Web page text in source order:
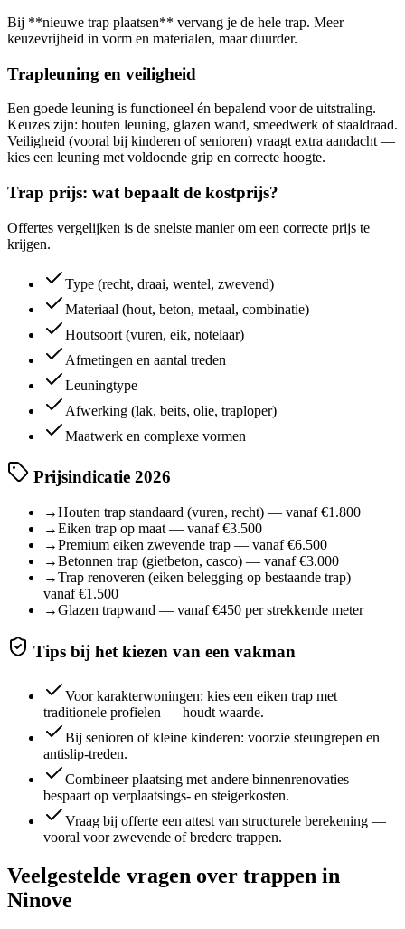
Bij **nieuwe trap plaatsen** vervang je de hele trap. Meer
keuzevrijheid in vorm en materialen, maar duurder.
Trapleuning en veiligheid
Een goede leuning is functioneel én bepalend voor de uitstraling.
Keuzes zijn: houten leuning, glazen wand, smeedwerk of staaldraad.
Veiligheid (vooral bij kinderen of senioren) vraagt extra aandacht —
kies een leuning met voldoende grip en correcte hoogte.
Trap prijs: wat bepaalt de kostprijs?
Offertes vergelijken is de snelste manier om een correcte prijs te
krijgen.
Type (recht, draai, wentel, zwevend)
Materiaal (hout, beton, metaal, combinatie)
Houtsoort (vuren, eik, notelaar)
Afmetingen en aantal treden
Leuningtype
Afwerking (lak, beits, olie, traploper)
Maatwerk en complexe vormen
Prijsindicatie 2026
→Houten trap standaard (vuren, recht) — vanaf €1.800
→Eiken trap op maat — vanaf €3.500
→Premium eiken zwevende trap — vanaf €6.500
→Betonnen trap (gietbeton, casco) — vanaf €3.000
→Trap renoveren (eiken belegging op bestaande trap) —
vanaf €1.500
→Glazen trapwand — vanaf €450 per strekkende meter
Tips bij het kiezen van een vakman
Voor karakterwoningen: kies een eiken trap met
traditionele profielen — houdt waarde.
Bij senioren of kleine kinderen: voorzie steungrepen en
antislip-treden.
Combineer plaatsing met andere binnenrenovaties —
bespaart op verplaatsings- en steigerkosten.
Vraag bij offerte een attest van structurele berekening —
vooral voor zwevende of bredere trappen.
Veelgestelde vragen over trappen in
Ninove